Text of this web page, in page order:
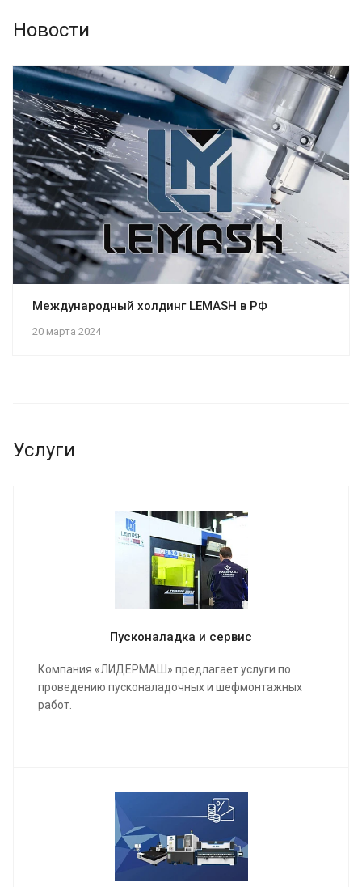
Новости
20 марта 2024
Международный холдинг LEMASH в РФ
Услуги
Пусконаладка и сервис
Компания «ЛИДЕРМАШ» предлагает услуги по
проведению пусконаладочных и шефмонтажных
работ.
о выполненных работах и сдадим полностью
качественно настроенный станок в кратчайшие